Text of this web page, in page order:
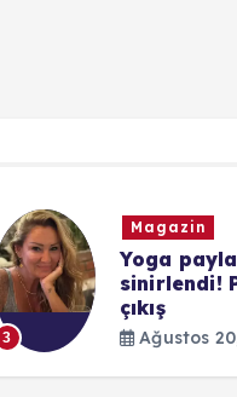
3
Magazin
Yoga
sinirlendi!
çıkış
Ağustos